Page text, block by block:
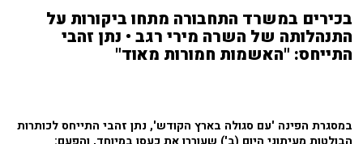
בכירים במשרד התחבורה מתחו ביקורות על
התנהלותה של השרה מירי רגב • נתן זהבי
התייחס: "האשמות חמורות מאוד"
במסגרת הפינה 'עם סגולה בארץ הקודש', נתן זהבי התייחס לכותרות